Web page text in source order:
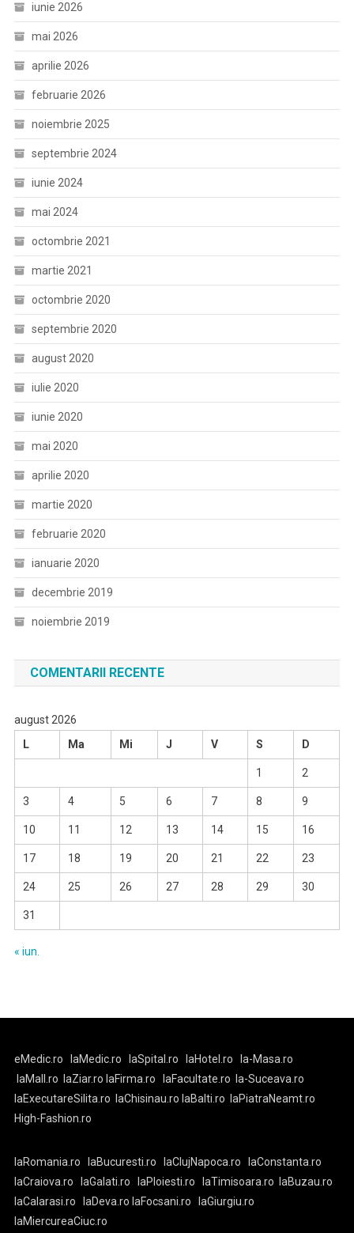
iunie 2026
mai 2026
aprilie 2026
februarie 2026
noiembrie 2025
septembrie 2024
iunie 2024
mai 2024
octombrie 2021
martie 2021
octombrie 2020
septembrie 2020
august 2020
iulie 2020
iunie 2020
mai 2020
aprilie 2020
martie 2020
februarie 2020
ianuarie 2020
decembrie 2019
noiembrie 2019
COMENTARII RECENTE
august 2026
L
Ma Mi J V S D
1 2
3 4 5 6 7 8 9
10 11 12 13 14 15 16
17 18 19 20 21 22 23
24 25 26 27 28 29 30
31
« iun.
eMedic.ro laMedic.ro laSpital.ro laHotel.ro
la-Masa.ro
laMall.ro
laZiar.ro laFirma.ro laFacultate.ro
la-Suceava.ro
laExecutareSilita.ro
laChisinau.ro laBalti.ro
laPiatraNeamt.ro
High-Fashion.ro
laRomania.ro laBucuresti.ro laClujNapoca.ro
laConstanta.ro
laCraiova.ro
laGalati.ro laPloiesti.ro laTimisoara.ro
laBuzau.ro
laCalarasi.ro
laDeva.ro laFocsani.ro
laGiurgiu.ro
laMiercureaCiuc.ro